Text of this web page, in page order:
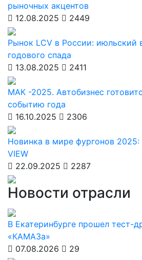
рыночных акцентов
12.08.2025
2449
Рынок LCV в России: июльский
годового спада
13.08.2025
2411
МАК -2025. Автобизнес
событию года
16.10.2025
2306
Новинка в мире фургонов 2025:
VIEW
22.09.2025
2287
Новости отрасли
В Екатеринбурге прошел тест-
«КАМАЗа»
07.08.2026
29